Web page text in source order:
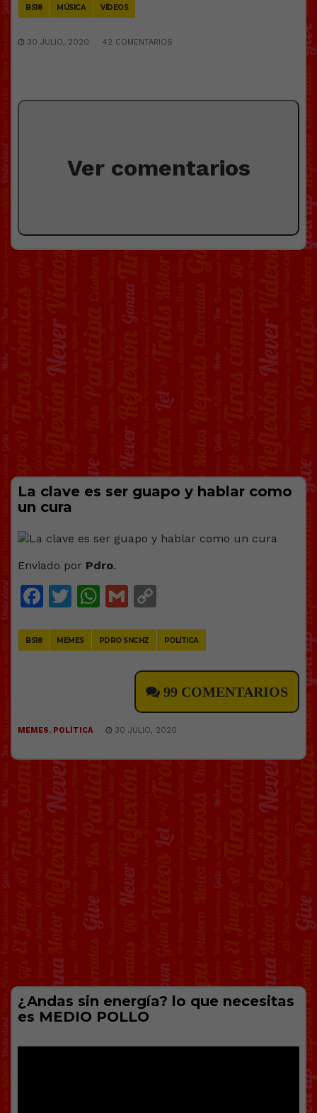
BS18 MÚSICA VÍDEOS
30 JULIO, 2020 42 COMENTARIOS
Ver comentarios
La clave es ser guapo y hablar como
un cura
Enviado por Pdro.
Facebook
Twitter
WhatsApp
Gmail
BS18 MEMES PDRO SNCHZ POLÍTICA
99 COMENTARIOS
MEMES, POLÍTICA 30 JULIO, 2020
¿Andas sin energía? lo que necesitas
es MEDIO POLLO